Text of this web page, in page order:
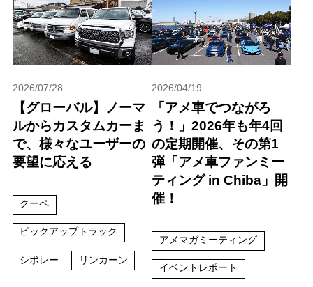
2026/07/28
【グローバル】ノーマ
ルからカスタムカーま
で、様々なユーザーの
要望に応える
クーペ
ピックアップトラック
シボレー リンカーン
2026/04/19
「アメ車でつながろ
う！」2026年も年4回
の定期開催、その第1
弾「アメ車ファンミー
ティング in Chiba」開
催！
アメマガミーティング
イベントレポート